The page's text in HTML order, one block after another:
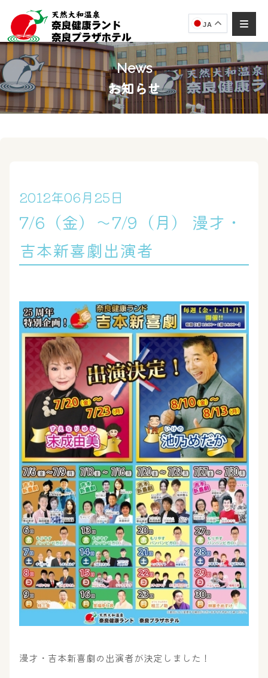
JA
News
お知らせ
2012年06月25日
7/6（金）～7/9（月） 漫才・
吉本新喜劇出演者
漫才・吉本新喜劇の出演者が決定しました！
奈良健康ランド
AIコンシェルジュ